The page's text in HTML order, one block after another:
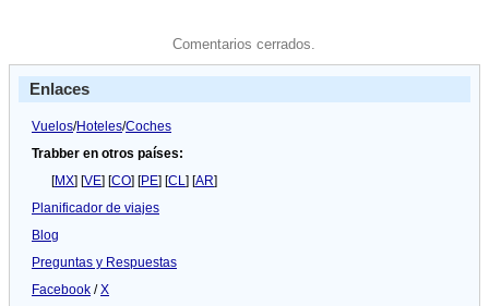
Comentarios cerrados.
Enlaces
Vuelos/Hoteles/Coches
Trabber en otros países:
[MX] [VE] [CO] [PE] [CL] [AR]
Planificador de viajes
Blog
Preguntas y Respuestas
Facebook /X